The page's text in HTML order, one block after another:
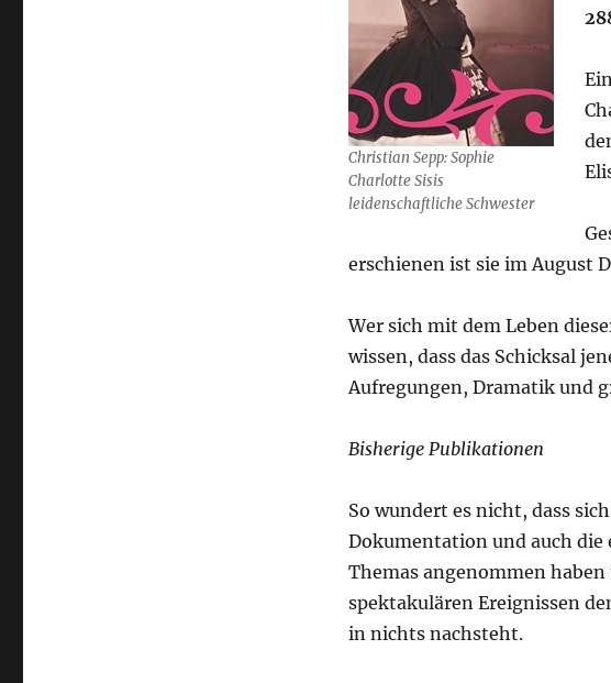
Christian Sepp: Sophie
Charlotte Sisis
leidenschaftliche Schwester
erschienen ist sie im August
Wer sich mit dem Leben
wissen, dass das Schicksal
Aufregungen, Dramatik und
Bisherige Publikationen
So wundert es nicht, dass
Dokumentation und auch die
Themas angenommen
spektakulären Ereignissen
in nichts nachsteht.